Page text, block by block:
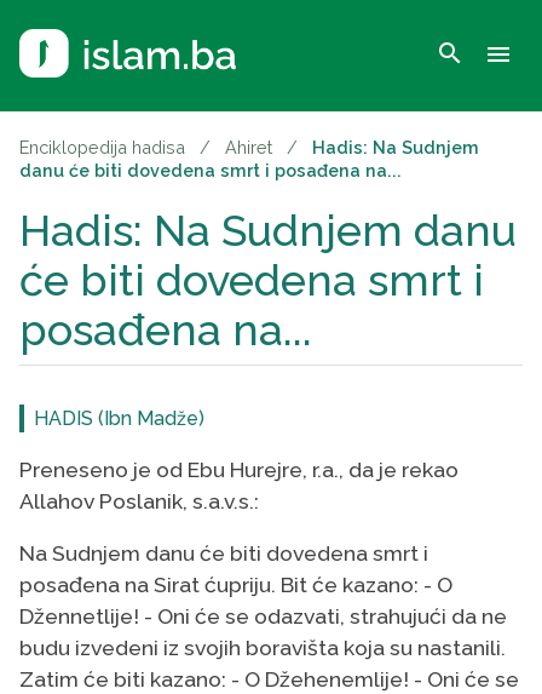
search menu
Enciklopedija hadisa / Ahiret /
Hadis: Na Sudnjem
danu će biti dovedena smrt i posađena na...
Hadis: Na Sudnjem danu
će biti dovedena smrt i
posađena na...
HADIS (Ibn Madže)
Preneseno je od Ebu Hurejre, r.a., da je rekao
Allahov Poslanik, s.a.v.s.:
Na Sudnjem danu će biti dovedena smrt i
posađena na Sirat ćupriju. Bit će kazano: - O
Džennetlije! - Oni će se odazvati, strahujući da ne
budu izvedeni iz svojih boravišta koja su nastanili.
Zatim će biti kazano: - O Džehenemlije! - Oni će se